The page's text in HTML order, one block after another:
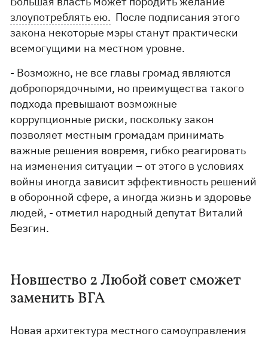
злоупотреблять ею. После подписания этого
закона некоторые мэры станут практически
всемогущими на местном уровне.
- Возможно, не все главы громад являются
добропорядочными, но преимущества такого
подхода превышают возможные
коррупционные риски, поскольку закон
позволяет местным громадам принимать
важные решения вовремя, гибко реагировать
на изменения ситуации – от этого в условиях
войны иногда зависит эффективность решений
в оборонной сфере, а иногда жизнь и здоровье
людей, - отметил народный депутат Виталий
Безгин.
Новшество 2 Любой совет сможет
заменить ВГА
Новая архитектура местного самоуправления